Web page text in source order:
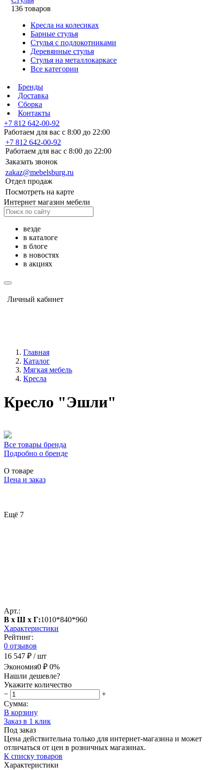
136 товаров
Кресла на колесиках
Барные стулья
Стулья с подлокотниками
Деревянные стулья
Стулья на металлокаркасе
Все категории
Бренды
Доставка
Сборка
Контакты
+7 812 642-00-92
Работаем для вас с 8:00 до 22:00
+7 812 642-00-92
Работаем для вас с 8:00 до 22:00
Заказать звонок
zakaz@mebelsburg.ru
Отдел продаж
Посмотреть на карте
Интернет магазин мебели
везде
в каталоге
в блоге
в новостях
в акциях
Личный кабинет
Главная
Каталог
Мягкая мебель
Кресла
Кресло "Эшли"
Все товары бренда
Подробно о бренде
О товаре
Цена и заказ
Ещё 7
Арт.:
В х Ш х Г:1010*840*960
Характеристики
Рейтинг:
0 отзывов
16 547 ₽ / шт
Экономия0 ₽ 0%
Нашли дешевле?
Укажите количество
−
+
Сумма:
В корзину
Заказ в 1 клик
Под заказ
Цена действительна только для интернет-магазина и может
отличаться от цен в розничных магазинах.
К списку товаров
Характеристики